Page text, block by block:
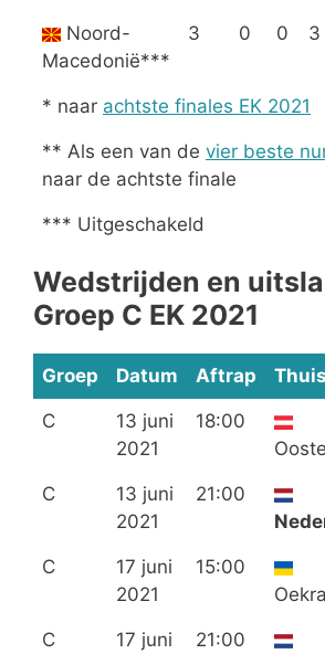
Noord-
Macedonië***
3 0 0 3
* naar achtste finales EK 2021
** Als een van de vier beste
naar de achtste finale
*** Uitgeschakeld
Wedstrijden en
Groep C EK 2021
Groep Datum Aftrap Thuis
C
13 juni
2021
18:00
C
13 juni
2021
21:00
C
17 juni
2021
15:00
C
17 juni
21:00